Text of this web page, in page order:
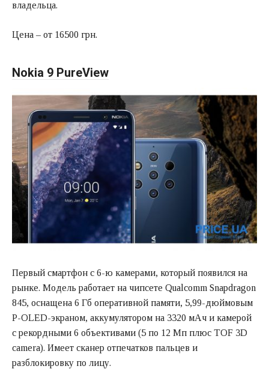
владельца.
Цена – от 16500 грн.
Nokia 9 PureView
Первый смартфон с 6-ю камерами, который появился на
рынке. Модель работает на чипсете Qualcomm Snapdragon
845, оснащена 6 Гб оперативной памяти, 5,99-дюймовым
P-OLED-экраном, аккумулятором на 3320 мАч и камерой
с рекордными 6 объективами (5 по 12 Мп плюс TOF 3D
camera). Имеет сканер отпечатков пальцев и
разблокировку по лицу.